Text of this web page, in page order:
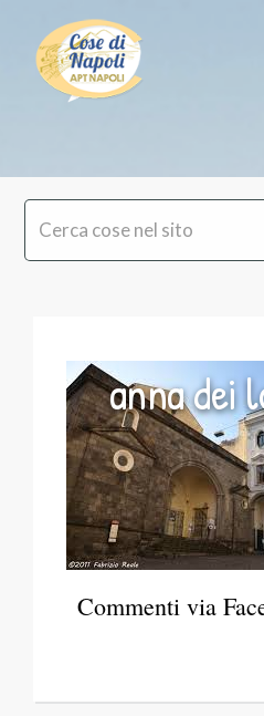
anna dei
Commenti via